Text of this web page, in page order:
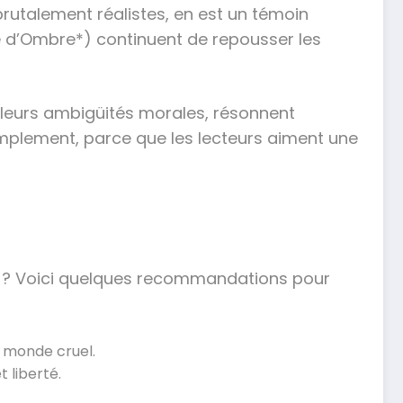
réalistes, en est un témoin
d’Ombre*) continuent de repousser les
ambigüités morales, résonnent
parce que les lecteurs aiment une
Voici quelques recommandations pour
cruel.
liberté.